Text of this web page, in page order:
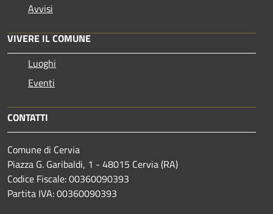
Avvisi
VIVERE IL COMUNE
Luoghi
Eventi
CONTATTI
Comune di Cervia
Piazza G. Garibaldi, 1 - 48015 Cervia (RA)
Codice Fiscale: 00360090393
Partita IVA: 00360090393